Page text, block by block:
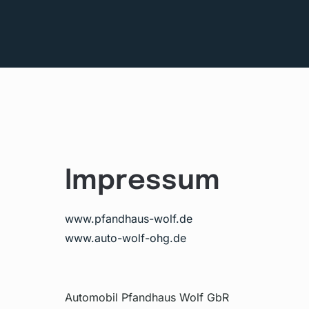
Impressum
www.pfandhaus-wolf.de
www.auto-wolf-ohg.de
Automobil Pfandhaus Wolf GbR